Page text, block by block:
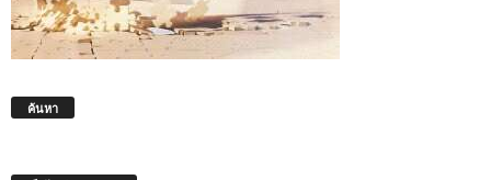
ค้นหา